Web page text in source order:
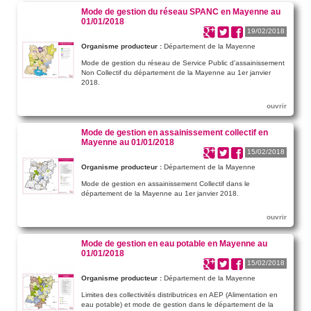
Mode de gestion du réseau SPANC en Mayenne au
01/01/2018
19/02/2018
Organisme producteur : Département de la Mayenne
Mode de gestion du réseau de Service Public d'assainissement
Non Collectif du département de la Mayenne au 1er janvier
2018.
ouvrir
Mode de gestion en assainissement collectif en
Mayenne au 01/01/2018
15/02/2018
Organisme producteur : Département de la Mayenne
Mode de gestion en assainissement Collectif dans le
département de la Mayenne au 1er janvier 2018.
ouvrir
Mode de gestion en eau potable en Mayenne au
01/01/2018
15/02/2018
Organisme producteur : Département de la Mayenne
Limites des collectivités distributrices en AEP (Alimentation en
eau potable) et mode de gestion dans le département de la